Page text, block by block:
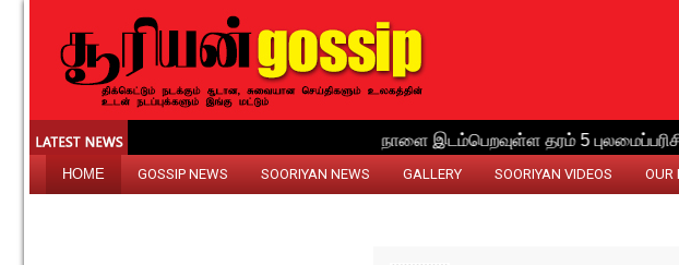
HOME GOSSIP NEWS SOORIYAN NEWS GALLERY SOORIYAN VIDEOS OUR